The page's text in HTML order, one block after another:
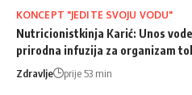
KONCEPT "JEDITE SVOJU VODU"
Nutricionistkinja Karić: Unos
prirodna infuzija za organizam
Zdravlje prije 53 min